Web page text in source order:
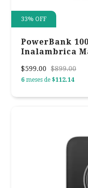
33% OFF
PowerBank
Inalambrica
$599.00 $899.00
6 meses de $112.14